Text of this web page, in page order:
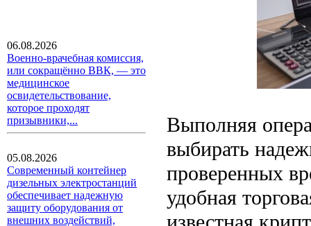
06.08.2026
Военно-врачебная комиссия,
или сокращённо ВВК, — это
медицинское
освидетельствование,
которое проходят
призывники,...
05.08.2026
Современный контейнер
дизельных электростанций
обеспечивает надежную
защиту оборудования от
внешних воздействий,
Выполняя
выбирать
проверенных
удобная